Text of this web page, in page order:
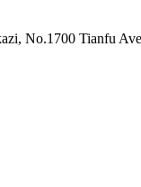
No.1700 Tianfu